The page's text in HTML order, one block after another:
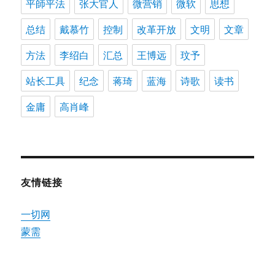
平師平法 张大官人 微营销 微软
思想
总结
戴慕竹 控制 改革开放 文明
文章
方法
李绍白 汇总 王博远
玟予
站长工具
纪念 蒋琦 蓝海 诗歌
读书
金庸
高肖峰
友情链接
一切网
蒙需